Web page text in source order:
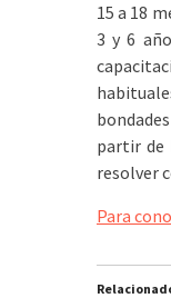
15 a 18
3 y 6
partir de
resolver
Para